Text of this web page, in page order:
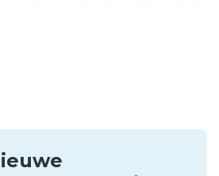
van RVS, maar ook aan een breed
Zo verkopen wij bijvoorbeeld
van